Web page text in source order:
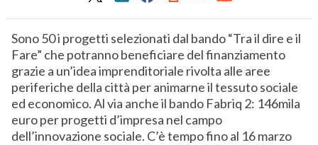
Sono 50 i progetti selezionati dal bando “Tra il dire e il
Fare” che potranno beneficiare del finanziamento
grazie a un’idea imprenditoriale rivolta alle aree
periferiche della città per animarne il tessuto sociale
ed economico. Al via anche il bando Fabriq 2: 146mila
euro per progetti d’impresa nel campo
dell’innovazione sociale. C’è tempo fino al 16 marzo